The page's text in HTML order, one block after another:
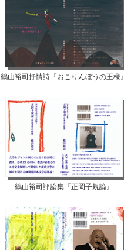
鶴山裕司抒情詩『おこりんぼうの王様』
鶴山裕司評論集『正岡子規論』